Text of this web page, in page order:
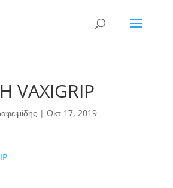
VAXIGRIP
| Οκτ 17, 2019